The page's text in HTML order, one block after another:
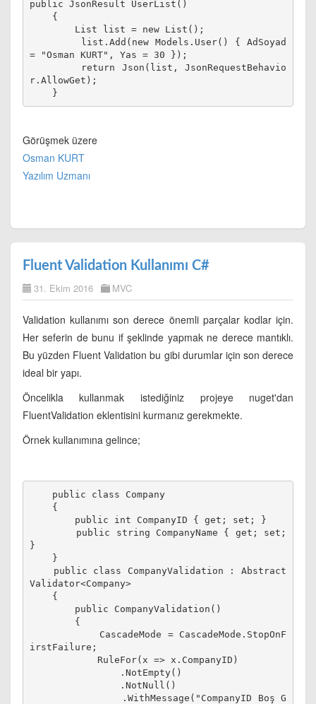
public JsonResult UserList()
        List
list = new List ();
= "Osman KURT", Yas = 30 });
r.AllowGet);
Görüşmek üzere
Osman KURT
Yazılım Uzmanı
Fluent Validation Kullanımı C#
31. Ekim 2016 MVC
Validation kullanımı son derece önemli parçalar kodlar için.
Her seferin de bunu if şeklinde yapmak ne derece mantıklı.
Bu yüzden Fluent Validation bu gibi durumlar için son derece
ideal bir yapı.
Öncelikla kullanmak istediğiniz projeye nuget'dan
FluentValidation eklentisini kurmanız gerekmekte.
Örnek kullanımına gelince;
public class Company
{
public int CompanyID { get; set; }
public string CompanyName { get; set;
}
}
public class CompanyValidation : Abstract
Validator<Company>
{
public CompanyValidation()
{
CascadeMode = CascadeMode.StopOnF
irstFailure;
RuleFor(x => x.CompanyID)
.NotEmpty()
.NotNull()
.WithMessage("CompanyID Boş G